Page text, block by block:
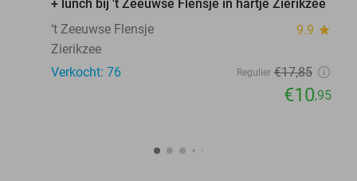
+ lunch bij 't Zeeuwse Flensje in hartje Zierikzee
‘t Zeeuwse Flensje
9.9 star
Zierikzee
Verkocht: 76
Regulier €17,85
€10,95